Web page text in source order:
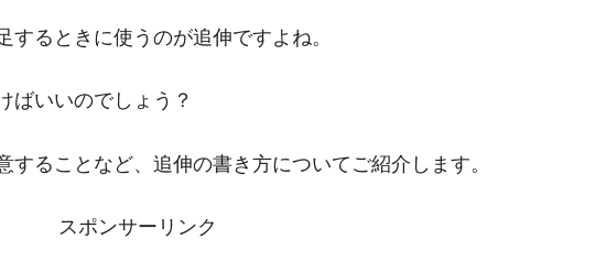
るときに使うのが追伸ですよね。
ばいいのでしょう？
ることなど、追伸の書き方についてご紹介します。
スポンサーリンク